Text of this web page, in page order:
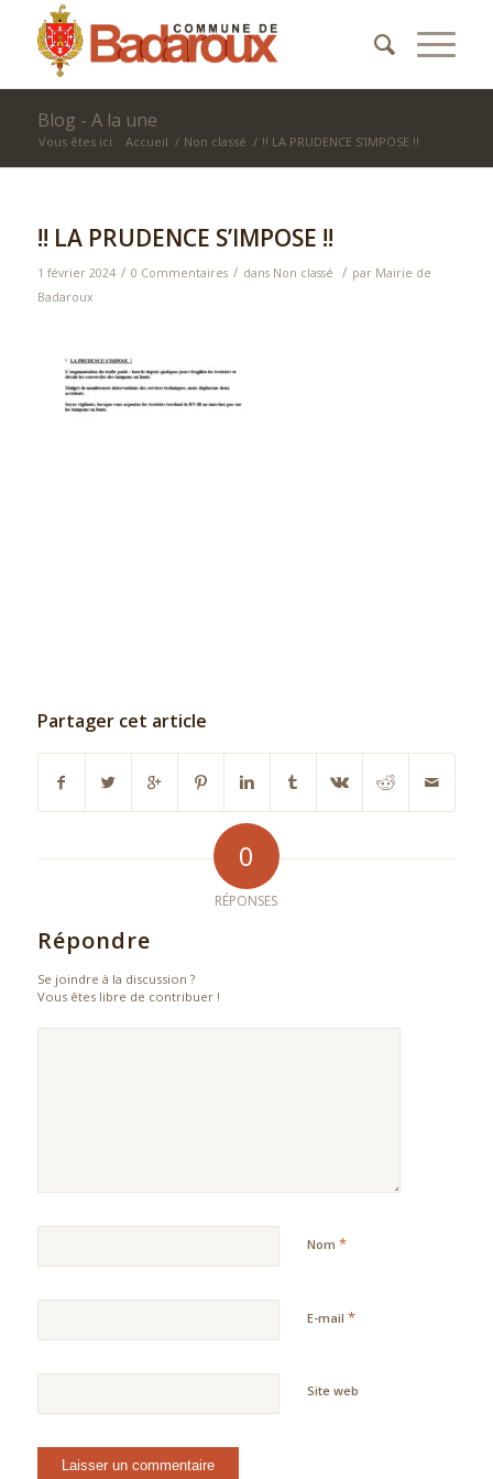
Blog - A la une
Vous êtes ici : Accueil / Non classé / !! LA PRUDENCE S’IMPOSE !!
!! LA PRUDENCE S’IMPOSE !!
1 février 2024 / 0 Commentaires / dans Non classé / par Mairie de
Badaroux
Partager cet article
0
RÉPONSES
Répondre
Se joindre à la discussion ?
Vous êtes libre de contribuer !
Nom *
E-mail *
Site web